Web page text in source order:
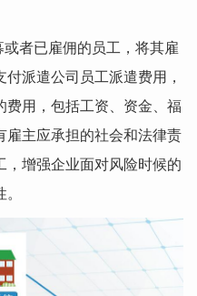
者已雇佣的员工，将其雇
派遣公司员工派遣费用，
费用，包括工资、资金、福
雇主应承担的社会和法律责
，增强企业面对风险时候的